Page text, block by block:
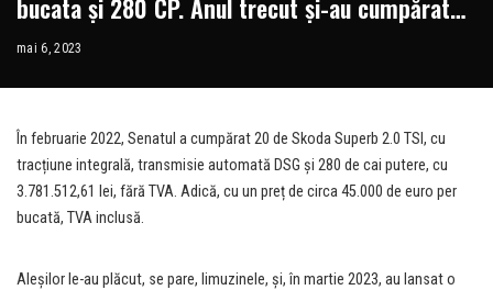
bucata și 280 CP. Anul trecut și-au cumpărat
alte 20
mai 6, 2023
În februarie 2022, Senatul a cumpărat 20 de Skoda Superb 2.0 TSI, cu
tracțiune integrală, transmisie automată DSG și 280 de cai putere, cu
3.781.512,61 lei, fără TVA. Adică, cu un preț de circa 45.000 de euro per
bucată, TVA inclusă.
Aleșilor le-au plăcut, se pare, limuzinele, și, în martie 2023, au lansat o